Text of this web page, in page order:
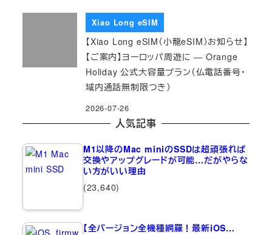
Xiao Long eSIM
【Xiao Long eSIM（小龍eSIM）お知らせ】
【ご案内】ヨーロッパ周遊に — Orange
Holiday 公式大容量プラン（仏電話番号・
域内通話無制限つき）
2026-07-26
人気記事
M1以降のMac miniのSSDは超頑張れば
交換やアップグレードが可能…だがやらな
い方がいい理由
(23,640)
【全バージョン全機種網羅！最新iOS…